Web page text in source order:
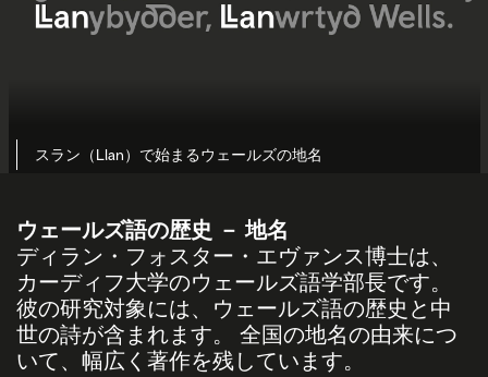
スラン（Llan）で始まるウェールズの地名
ウェールズ語の歴史 － 地名
ディラン・フォスター・エヴァンス博士は、
カーディフ大学のウェールズ語学部長です。
彼の研究対象には、ウェールズ語の歴史と中
世の詩が含まれます。 全国の地名の由来につ
いて、幅広く著作を残しています。